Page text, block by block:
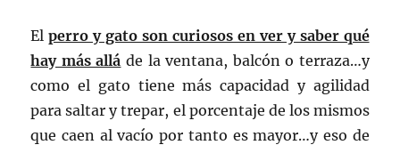
Elperro y gato son curiosos en ver y saber qué
hay más allá de la ventana, balcón o terraza…y
como el gato tiene más capacidad y agilidad
para saltar y trepar, el porcentaje de los mismos
que caen al vacío por tanto es mayor…y eso de